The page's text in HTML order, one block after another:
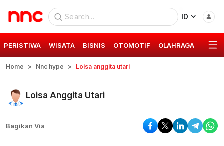
ID
PERISTIWA WISATA BISNIS OTOMOTIF OLAHRAGA GAYA
Home Nnc hype Loisa anggita utari
Loisa Anggita Utari
Bagikan Via